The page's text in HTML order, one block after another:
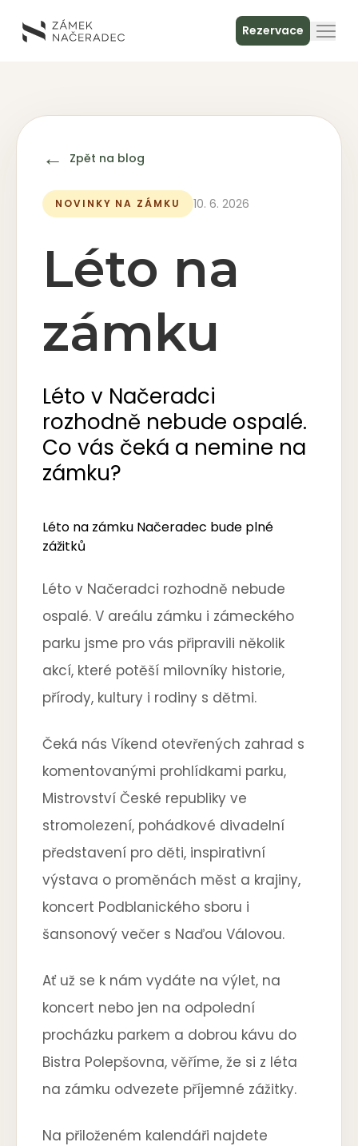
Rezervace
Spa & relax
Setkání
Kontakt
Dárkové poukazy
← Zpět na blog
NOVINKY NA ZÁMKU 10. 6. 2026
Léto na
zámku
Léto v Načeradci
rozhodně nebude ospalé.
Co vás čeká a nemine na
zámku?
Léto na zámku Načeradec bude plné
zážitků
Léto v Načeradci rozhodně nebude
ospalé. V areálu zámku i zámeckého
parku jsme pro vás připravili několik
akcí, které potěší milovníky historie,
přírody, kultury i rodiny s dětmi.
Čeká nás Víkend otevřených zahrad s
komentovanými prohlídkami parku,
Mistrovství České republiky ve
stromolezení, pohádkové divadelní
představení pro děti, inspirativní
výstava o proměnách měst a krajiny,
koncert Podblanického sboru i
šansonový večer s Naďou Válovou.
Ať už se k nám vydáte na výlet, na
koncert nebo jen na odpolední
procházku parkem a dobrou kávu do
Bistra Polepšovna, věříme, že si z léta
na zámku odvezete příjemné zážitky.
Na přiloženém kalendáři najdete